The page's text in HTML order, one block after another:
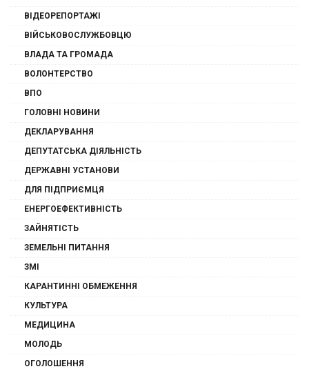
ВІДЕОРЕПОРТАЖІ
ВІЙСЬКОВОСЛУЖБОВЦЮ
ВЛАДА ТА ГРОМАДА
ВОЛОНТЕРСТВО
ВПО
ГОЛОВНІ НОВИНИ
ДЕКЛАРУВАННЯ
ДЕПУТАТСЬКА ДІЯЛЬНІСТЬ
ДЕРЖАВНІ УСТАНОВИ
ДЛЯ ПІДПРИЄМЦЯ
ЕНЕРГОЕФЕКТИВНІСТЬ
ЗАЙНЯТІСТЬ
ЗЕМЕЛЬНІ ПИТАННЯ
ЗМІ
КАРАНТИННІ ОБМЕЖЕННЯ
КУЛЬТУРА
МЕДИЦИНА
МОЛОДЬ
ОГОЛОШЕННЯ